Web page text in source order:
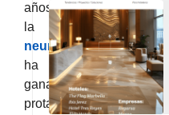
años,
la
neuroarquitectura
ha
ganado
protagonismo